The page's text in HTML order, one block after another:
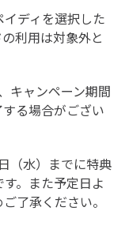
ディを選択した
利用は対象外と
キャンペーン期間
る場合がござい
（水）までに特典
。また予定日よ
了承ください。